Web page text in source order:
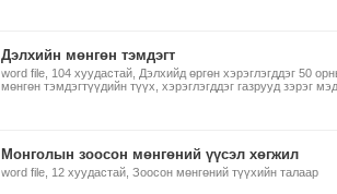
Дэлхийн мөнгөн тэмдэгт
word file, 104 хуудастай, Дэлхийд өргөн хэрэглэгддэг 50
мөнгөн тэмдэгтүүдийн түүх, хэрэглэгддэг газрууд зэрэг
Монголын зоосон мөнгөний үүсэл хөгжил
word file, 12 хуудастай, Зоосон мөнгөний түүхийн талаар